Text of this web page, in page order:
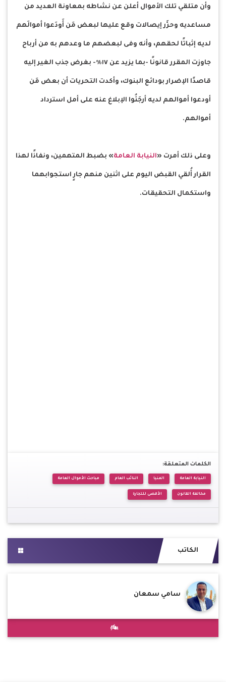
وأن متلقي تلك الأموال أعلن عن نشاطه بمعاونة العديد من
مساعديه وحرَّر إيصالات وقع عليها لبعض مَن أَودَعوا أموالَهم
لديه إثباتًا لحقهم، وأنه وفى لبعضهم ما وعدهم به من أرباح
جاوزت المقرر قانونًا -بما يزيد عن ١٧٪- بغرض جذب الغير إليه
قاصدًا الإضرار بودائع البنوك، وأكدت التحريات أن بعض مَن
أودعوا أموالهم لديه أرجَئُوا الإبلاغ عنه على أمل استرداد
أموالهم.
وعلى ذلك أمرت «النيابة العامة» بضبط المتهمين، ونفاذًا لهذا
القرار أُلقي القبض اليوم على اثنين منهم جارٍ استجوابهما
واستكمال التحقيقات.
الكلمات المتعلقة:
النيابة العامة المنيا النائب العام مباحث الأموال العامة
مخالفة القانون الأقصى للتجارة
الكاتب
سامي سمعان